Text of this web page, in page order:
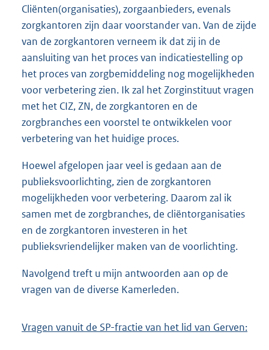
Cliënten(organisaties), zorgaanbieders, evenals
zorgkantoren zijn daar voorstander van. Van de zijde
van de zorgkantoren verneem ik dat zij in de
aansluiting van het proces van indicatiestelling op
het proces van zorgbemiddeling nog mogelijkheden
voor verbetering zien. Ik zal het Zorginstituut vragen
met het CIZ, ZN, de zorgkantoren en de
zorgbranches een voorstel te ontwikkelen voor
verbetering van het huidige proces.
Hoewel afgelopen jaar veel is gedaan aan de
publieksvoorlichting, zien de zorgkantoren
mogelijkheden voor verbetering. Daarom zal ik
samen met de zorgbranches, de cliëntorganisaties
en de zorgkantoren investeren in het
publieksvriendelijker maken van de voorlichting.
Navolgend treft u mijn antwoorden aan op de
vragen van de diverse Kamerleden.
Vragen vanuit de SP-fractie van het lid van Gerven: